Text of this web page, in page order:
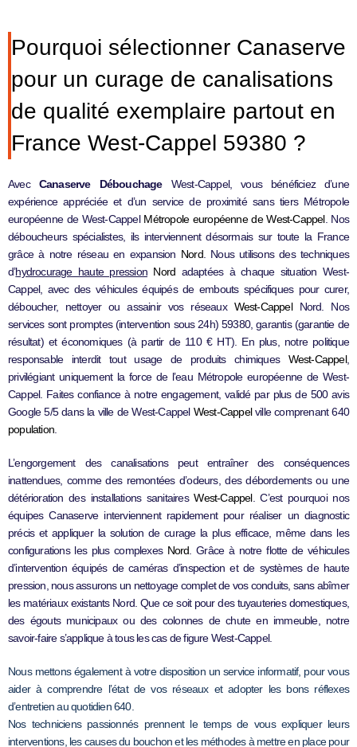
Pourquoi sélectionner Canaserve
pour un curage de canalisations
de qualité exemplaire partout en
France West-Cappel 59380 ?
Avec Canaserve DébouchageWest-Cappel, vous bénéficiez d’une
expérience appréciée et d’un service de proximité sans tiers Métropole
européenne de West-Cappel Métropole européenne de West-Cappel. Nos
déboucheurs spécialistes, ils interviennent désormais sur toute la France
grâce à notre réseau en expansion Nord. Nous utilisons des techniques
d’hydrocurage haute pression Nord adaptées à chaque situation West-
Cappel, avec des véhicules équipés de embouts spécifiques pour curer,
déboucher, nettoyer ou assainir vos réseaux West-CappelNord. Nos
services sont promptes (intervention sous 24h) 59380, garantis (garantie de
résultat) et économiques (à partir de 110 € HT). En plus, notre politique
responsable interdit tout usage de produits chimiques West-Cappel,
privilégiant uniquement la force de l’eau Métropole européenne de West-
Cappel. Faites confiance à notre engagement, validé par plus de 500 avis
Google 5/5 dans la ville de West-Cappel West-Cappelville comprenant 640
population
L’engorgement des canalisations peut entraîner des conséquences
inattendues, comme des remontées d’odeurs, des débordements ou une
détérioration des installations sanitairesWest-Cappel. C’est pourquoi nos
équipes Canaserve interviennent rapidement pour réaliser un diagnostic
précis et appliquer la solution de curage la plus efficace, même dans les
configurations les plus complexes Nord . Grâce à notre flotte de véhicules
d’intervention équipés de caméras d’inspection et de systèmes de haute
pression, nous assurons un nettoyage complet de vos conduits, sans abîmer
les matériaux existants Nord. Que ce soit pour des tuyauteries domestiques,
des égouts municipaux ou des colonnes de chute en immeuble, notre
savoir-faire s’applique à tous les cas de figure West-Cappel.
Nous mettons également à votre disposition un service informatif, pour vous
aider à comprendre l’état de vos réseaux et adopter les bons réflexes
d’entretien au quotidien 640.
Nos techniciens passionnés prennent le temps de vous expliquer leurs
interventions, les causes du bouchon et les méthodes à mettre en place pour